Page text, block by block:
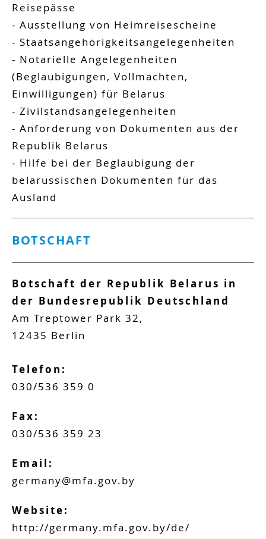
Reisepässe
- Ausstellung von Heimreisescheine
- Staatsangehörigkeitsangelegenheiten
- Notarielle Angelegenheiten
(Beglaubigungen, Vollmachten,
Einwilligungen) für Belarus
- Zivilstandsangelegenheiten
- Anforderung von Dokumenten aus der
Republik Belarus
- Hilfe bei der Beglaubigung der
belarussischen Dokumenten für das
Ausland
BOTSCHAFT
Botschaft der Republik Belarus in
der Bundesrepublik Deutschland
Am Treptower Park 32,
12435 Berlin
Telefon:
030/536 359 0
Fax:
030/536 359 23
Email:
germany@mfa.gov.by
Website:
http://germany.mfa.gov.by/de/